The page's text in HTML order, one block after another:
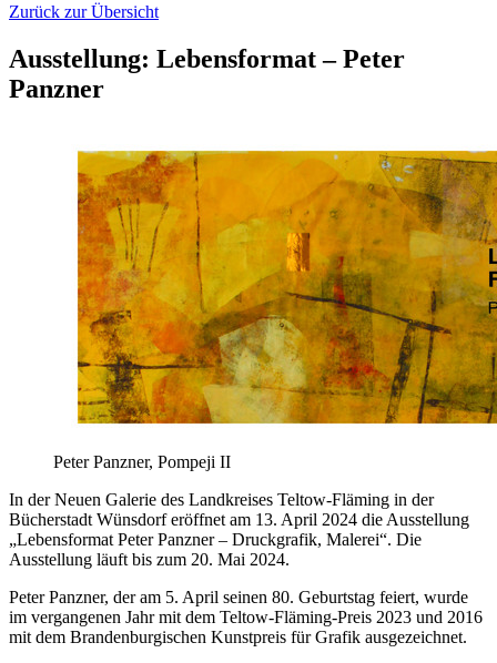
Zurück zur Übersicht
Ausstellung: Lebensformat – Peter
Panzner
Peter Panzner, Pompeji II
In der Neuen Galerie des Landkreises Teltow-Fläming in der
Bücherstadt Wünsdorf eröffnet am 13. April 2024 die Ausstellung
„Lebensformat Peter Panzner – Druckgrafik, Malerei“. Die
Ausstellung läuft bis zum 20. Mai 2024.
Peter Panzner, der am 5. April seinen 80. Geburtstag feiert, wurde
im vergangenen Jahr mit dem Teltow-Fläming-Preis 2023 und 2016
mit dem Brandenburgischen Kunstpreis für Grafik ausgezeichnet.